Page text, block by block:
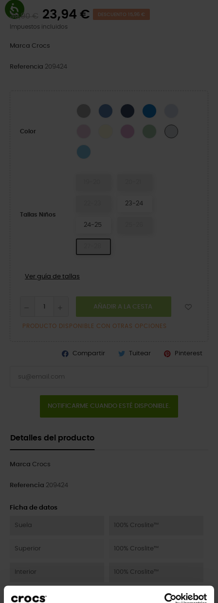
39,90 € 23,94 € DESCUENTO 15,96 €
Impuestos incluidos
Marca Crocs
Referencia 209424
Color
Slate Grey/Acidity
Bijou Blue/Light Grey
Navy/Varsity Red
Blue Bolt/Venetian Blue
Fair Green/Dusty Green
MOONLIGHT/
VENETIAN/BLUE BOLT
Tallas Niños
23-24
24-25
Ver guía de tallas
AÑADIR A LA CESTA
PRODUCTO DISPONIBLE CON OTRAS OPCIONES
Compartir Tuitear Pinterest
NOTIFICARME CUANDO ESTÉ DISPONIBLE.
Detalles del producto
Marca Crocs
Referencia 209424
Ficha de datos
Suela 100% Croslite™
Superior 100% Croslite™
Interior 100% Croslite™